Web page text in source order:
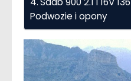
Podwozie i opony